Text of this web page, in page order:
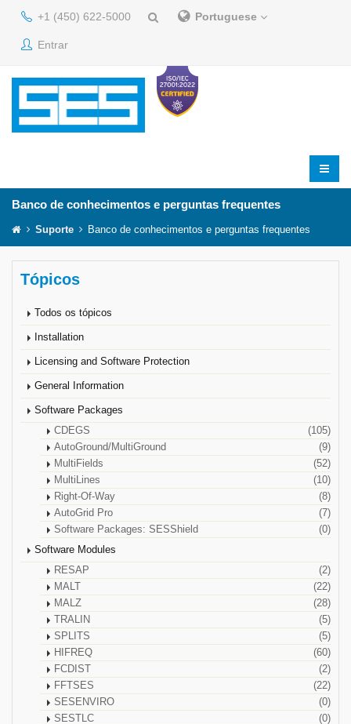
+1 (450) 622-5000 Portuguese
Entrar
Banco de conhecimentos e perguntas frequentes
Suporte Banco de conhecimentos e perguntas frequentes
Tópicos
Todos os tópicos
Installation
Licensing and Software Protection
General Information
Software Packages
CDEGS
(105)
AutoGround/MultiGround
(9)
MultiFields
(52)
MultiLines
(10)
Right-Of-Way
(8)
AutoGrid Pro
(7)
Software Packages: SESShield
(0)
Software Modules
RESAP
(2)
MALT
(22)
MALZ
(28)
TRALIN
(5)
SPLITS
(5)
HIFREQ
(60)
FCDIST
(2)
FFTSES
(22)
SESENVIRO
(0)
SESTLC
(0)